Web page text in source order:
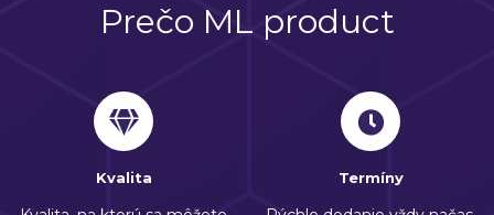
Prečo ML product
Kvalita Termíny